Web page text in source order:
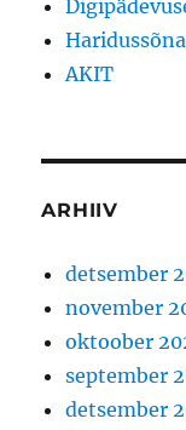
AKIT
ARHIIV
detsember
november
oktoober
september
detsember